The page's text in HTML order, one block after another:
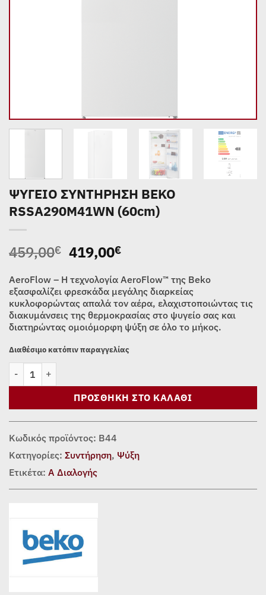
ΨΥΓΕΙΟ ΣΥΝΤΗΡΗΣΗ BEKO
RSSA290M41WN (60cm)
459,00€ Original
price
was:
459,00€.
419,00€Η
τιμή
είναι:
419,00€.
AeroFlow – Η τεχνολογία AeroFlow™ της Beko
εξασφαλίζει φρεσκάδα μεγάλης διαρκείας
κυκλοφορώντας απαλά τον αέρα, ελαχιστοποιώντας τις
διακυμάνσεις της θερμοκρασίας στο ψυγείο σας και
διατηρώντας ομοιόμορφη ψύξη σε όλο το μήκος.
Διαθέσιμο κατόπιν παραγγελίας
ΠΡΟΣΘΉΚΗ ΣΤΟ ΚΑΛΆΘΙ
Κωδικός προϊόντος: Β44
Κατηγορίες: Συντήρηση, Ψύξη
Ετικέτα: Α Διαλογής